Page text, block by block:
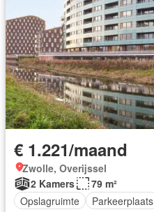
€ 1.221/maand
Zwolle, Overijssel
2 Kamers
79 m²
Opslagruimte
Parkeerplaats